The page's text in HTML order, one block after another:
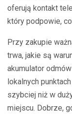
oferują kontakt
który podpowie,
Przy zakupie
trwa, jakie są
akumulator
lokalnych
szybciej niż w
miejscu. Dobrze,